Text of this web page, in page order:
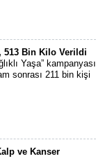
513 Bin Kilo Verildi
Yaşa” kampanyası
sonrası 211 bin kişi
ve Kanser